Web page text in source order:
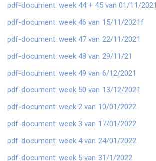
pdf-document: week 44 + 45 van 01/11/2021
pdf-document: week 46 van 15/11/2021f
pdf-document: week 47 van 22/11/2021
pdf-document: week 48 van 29/11/21
pdf-document: week 49 van 6/12/2021
pdf-document: week 50 van 13/12/2021
pdf-document: week 2 van 10/01/2022
pdf-document: week 3 van 17/01/2022
pdf-document: week 4 van 24/01/2022
pdf-document: week 5 van 31/1/2022